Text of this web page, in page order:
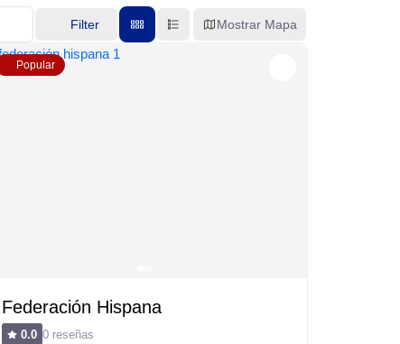
Filter Mostrar Mapa
Popular
Federación Hispana
0.0 0 reseñas